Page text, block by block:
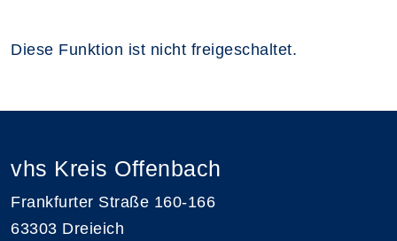
Diese Funktion ist nicht freigeschaltet.
vhs Kreis Offenbach
Frankfurter Straße 160-166
63303 Dreieich